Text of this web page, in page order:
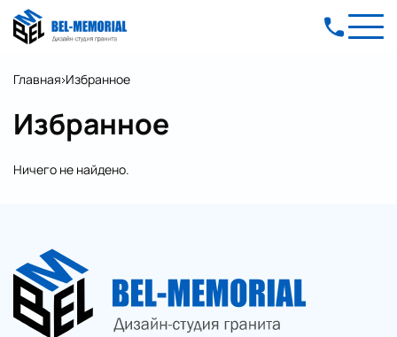
Главная Избранное
Избранное
Ничего не найдено.